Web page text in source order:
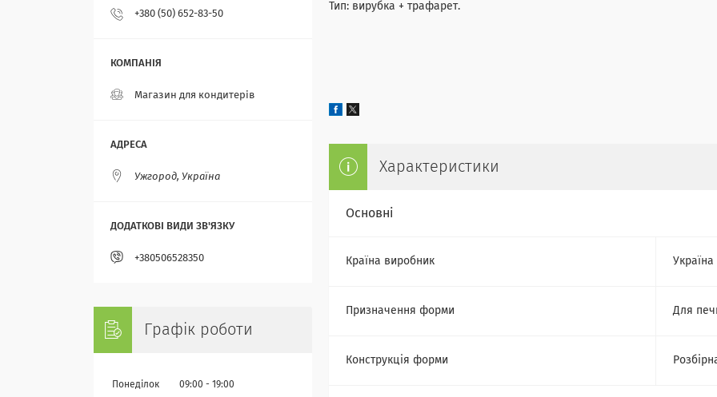
Тип: вирубка + трафарет.
Характеристики
Основні
Країна виробник Україна
Призначення форми Для
Конструкція форми
+380 (50) 652-83-50
Магазин для кондитерів
Ужгород, Україна
+380506528350
Графік роботи
Понеділок 09:00 19:00